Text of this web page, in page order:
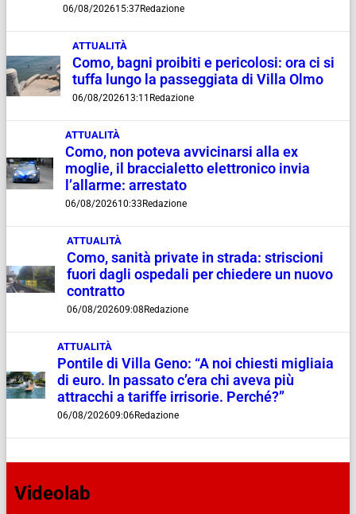
06/08/202615:37Redazione
ATTUALITÀ
Como, bagni proibiti e pericolosi: ora ci si
tuffa lungo la passeggiata di Villa Olmo
06/08/202613:11 Redazione
ATTUALITÀ
Como, non poteva avvicinarsi alla ex
moglie, il braccialetto elettronico invia
l’allarme: arrestato
06/08/202610:33 Redazione
ATTUALITÀ
Como, sanità private in strada: striscioni
fuori dagli ospedali per chiedere un nuovo
contratto
06/08/202609:08 Redazione
ATTUALITÀ
Pontile di Villa Geno: “A noi chiesti migliaia
di euro. In passato c’era chi aveva più
attracchi a tariffe irrisorie. Perché?”
06/08/202609:06Redazione
Videolab